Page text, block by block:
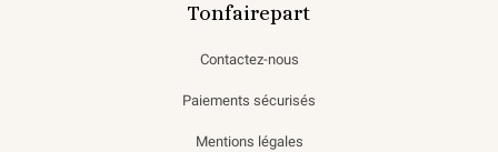
Tonfairepart
Contactez-nous
Paiements sécurisés
Mentions légales